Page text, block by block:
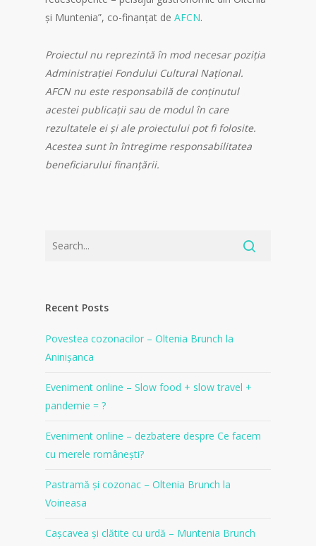
și Muntenia”, co-finanțat de AFCN.
Proiectul nu reprezintă în mod necesar poziția
Administrației Fondului Cultural Național.
AFCN nu este responsabilă de conținutul
acestei publicații sau de modul în care
rezultatele ei și ale proiectului pot fi folosite.
Acestea sunt în întregime responsabilitatea
beneficiarului finanțării.
Recent Posts
Povestea cozonacilor – Oltenia Brunch la
Aninișanca
Eveniment online – Slow food + slow travel +
pandemie = ?
Eveniment online – dezbatere despre Ce facem
cu merele românești?
Pastramă și cozonac – Oltenia Brunch la
Voineasa
Cașcavea și clătite cu urdă – Muntenia Brunch